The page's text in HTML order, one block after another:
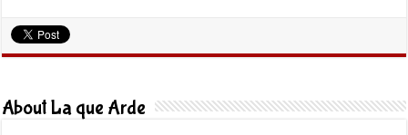
About La que Arde